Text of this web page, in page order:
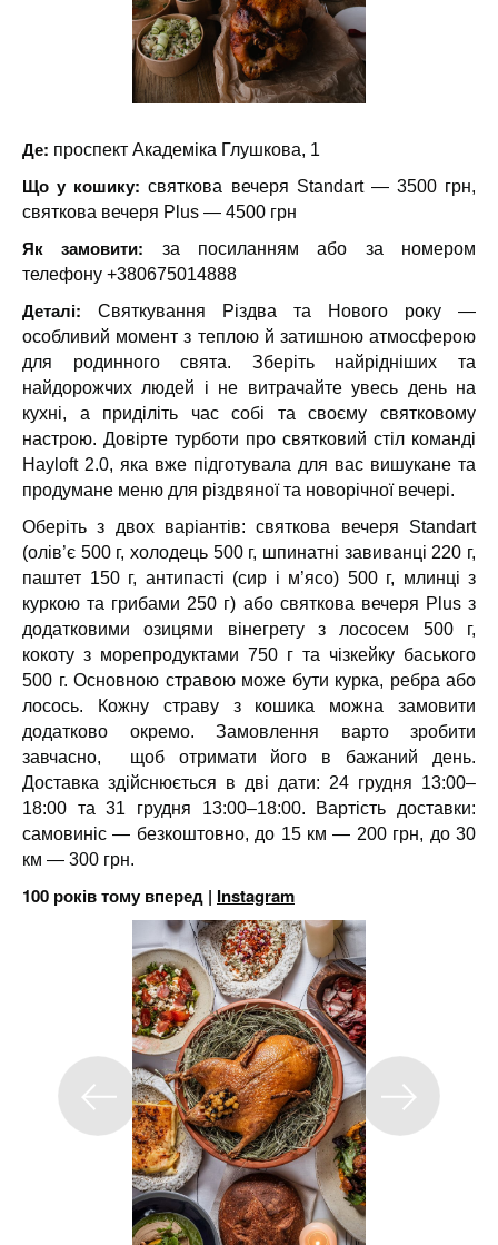
Де: проспект Академіка Глушкова, 1
Що у кошику: святкова вечеря Standart — 3500 грн,
святкова вечеря Plus — 4500 грн
Як замовити: за посиланням або за номером
телефону +380675014888
Деталі:
Святкування Різдва та Нового року —
особливий момент з теплою й затишною атмосферою
для родинного свята. Зберіть найрідніших та
найдорожчих людей і не витрачайте увесь день на
кухні, а приділіть час собі та своєму святковому
настрою. Довірте турботи про святковий стіл команді
Hayloft 2.0, яка вже підготувала для вас вишукане та
продумане меню для різдвяної та новорічної вечері.
Оберіть з двох варіантів: святкова вечеря Standart
(олів’є 500 г, холодець 500 г, шпинатні завиванці 220 г,
паштет 150 г, антипасті (сир і м’ясо) 500 г, млинці з
куркою та грибами 250 г) або святкова вечеря Plus з
додатковими озицями вінегрету з лососем 500 г,
кокоту з морепродуктами 750 г та чізкейку баського
500 г. Основною стравою може бути курка, ребра або
лосось. Кожну страву з кошика можна замовити
додатково окремо. Замовлення варто зробити
завчасно, щоб отримати його в бажаний день.
Доставка здійснюється в дві дати: 24 грудня 13:00–
18:00 та 31 грудня 13:00–18:00. Вартість доставки:
самовиніс — безкоштовно, до 15 км — 200 грн, до 30
км — 300 грн.
100 років тому вперед | Instagram